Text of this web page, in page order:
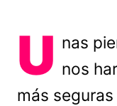
U nas
nos
más